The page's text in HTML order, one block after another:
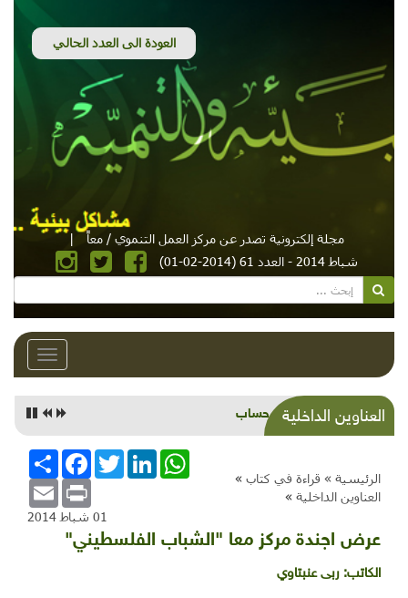
مجلة إلكترونية تصدر عن مركز العمل التنموي / معاً
|
شباط 2014 - العدد 61 (2014-02-01)
Toggle
العناوين الداخليةجردة حساب
الرئيسية » قراءة في كتاب »
العناوين الداخلية »
انشر
FacebookTwitterLinkedInWhatsApp
Email Print
01 شباط 2014
عرض اجندة مركز معا "الشباب الفلسطيني"
الكاتب: ربى عنبتاوي